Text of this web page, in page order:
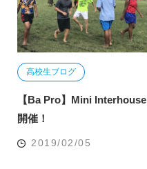
高校生ブログ
【Ba Pro】Mini Interhouse
開催！
2019/02/05